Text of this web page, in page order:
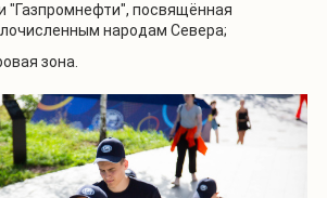
"Газпромнефти", посвящённая
народам Севера;
зона.